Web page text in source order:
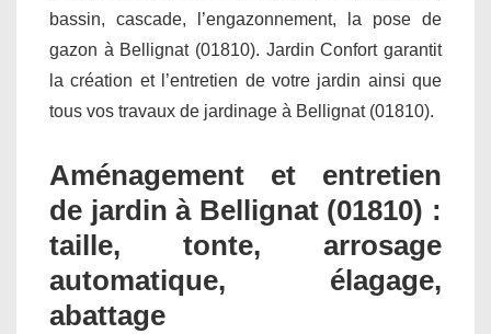
bassin, cascade, l’engazonnement, la pose de
gazon à Bellignat (01810). Jardin Confort garantit
la création et l’entretien de votre jardin ainsi que
tous vos travaux de jardinage à Bellignat (01810).
Aménagement et entretien
de jardin à Bellignat (01810) :
taille, tonte, arrosage
automatique, élagage,
abattage